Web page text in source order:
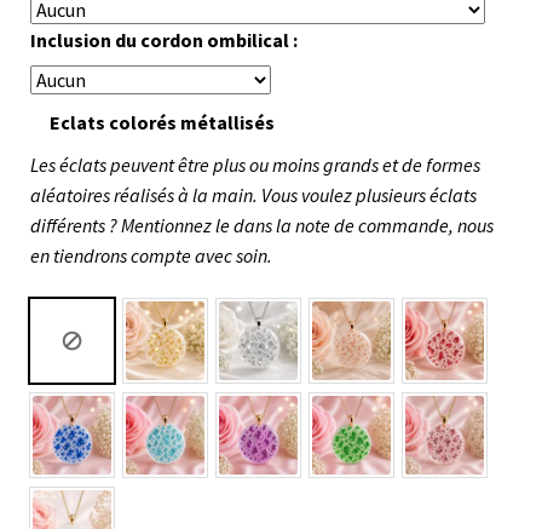
Inclusion du cordon ombilical :
Eclats colorés métallisés
Les éclats peuvent être plus ou moins grands et de formes
aléatoires réalisés à la main. Vous voulez plusieurs éclats
différents ? Mentionnez le dans la note de commande, nous
en tiendrons compte avec soin.